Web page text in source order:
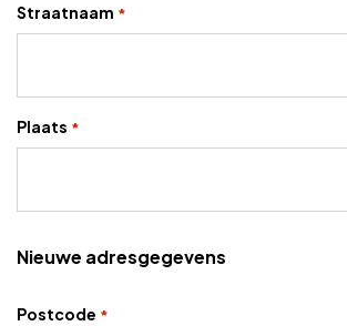
Straatnaam *
Plaats *
Nieuwe adresgegevens
Postcode *